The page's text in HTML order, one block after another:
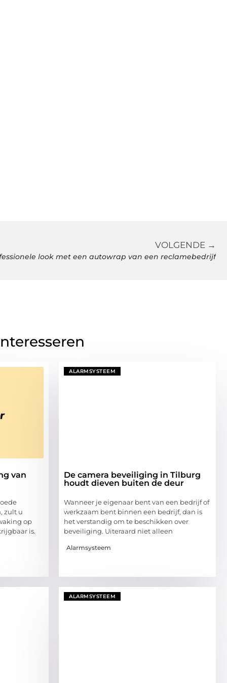
VOLGENDE →
look met een autowrap van een reclamebedrijf
van
zult u
op
is.
ALARMSYSTEEM
De camera beveiliging in Tilburg
houdt dieven buiten de deur
Wanneer je eigenaar bent van een bedrijf of
werkzaam bent binnen een bedrijf, dan is
het verstandig om te beschikken over
beveiliging. Uiteraard niet alleen
Alarmsysteem
ALARMSYSTEEM